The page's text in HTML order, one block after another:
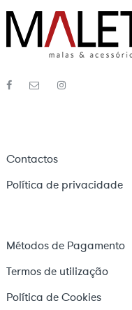
Contactos
Política de privacidade
Métodos de Pagamento
Termos de utilização
Política de Cookies